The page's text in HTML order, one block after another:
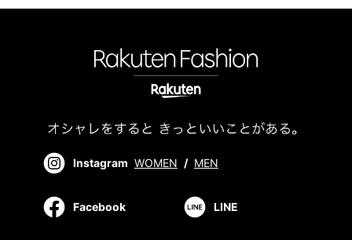
Instagram WOMEN / MEN
Facebook LINE